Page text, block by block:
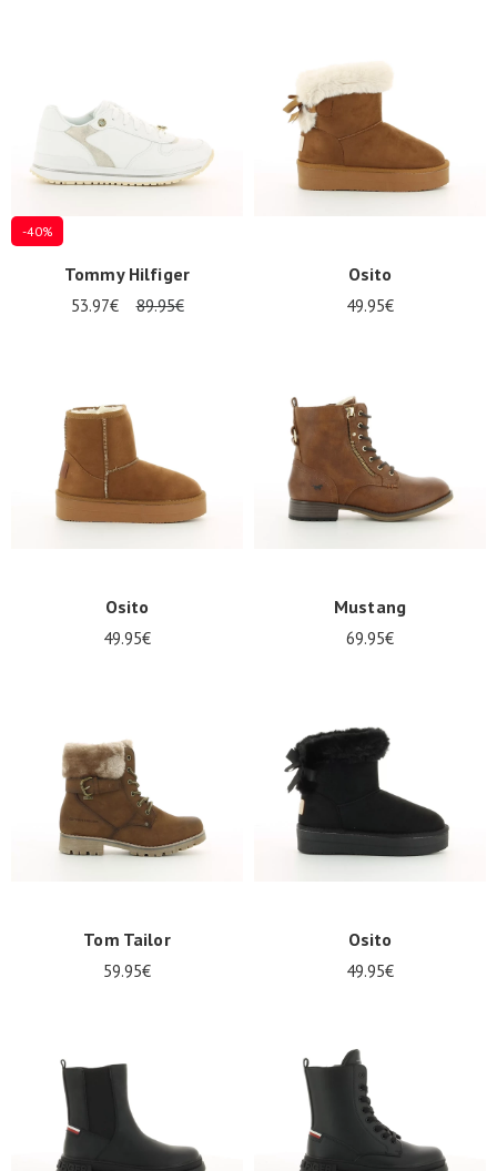
Nos 11
magasins
CONNECTER
-40%
Tommy Hilfiger
53.97€ 89.95€
Osito
49.95€
Osito
49.95€
Mustang
69.95€
Tom Tailor
59.95€
Osito
49.95€